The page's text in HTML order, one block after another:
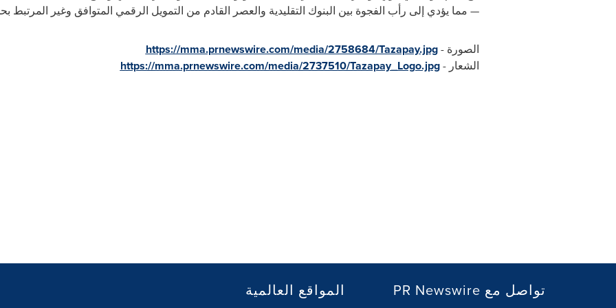
— مما يؤدي إلى رأب الفجوة بين البنوك التقليدية والعصر القادم من التمويل الرقمي المتوافق وغير المرتبط
الصورة -https://mma.prnewswire.com/media/2758684/Tazapay.jpg
الشعار -https://mma.prnewswire.com/media/2737510/Tazapay_Logo.jpg
PR Newswire تواصل مع المواقع العالمية